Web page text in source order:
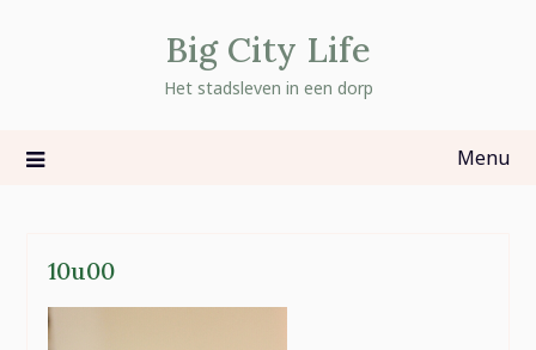
Big City Life
Het stadsleven in een dorp
Menu
10u00